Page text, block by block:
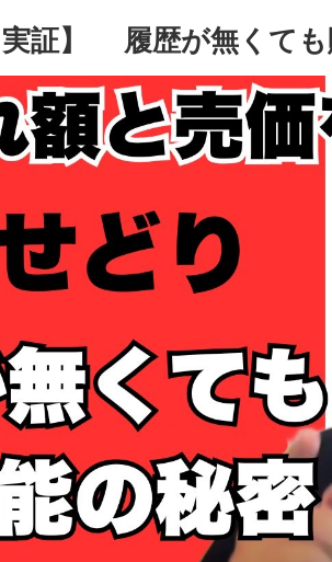
実証】 履歴が無くて